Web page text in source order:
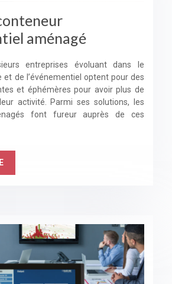
aménagé
entreprises évoluant dans le
et de l’événementiel optent pour des
et éphémères pour avoir plus de
activité. Parmi ses solutions, les
font fureur auprès de ces